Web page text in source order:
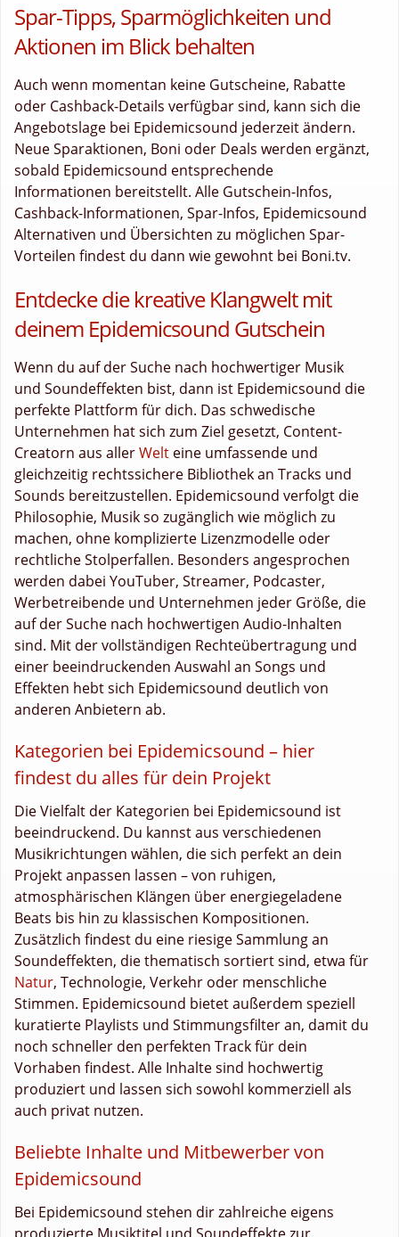
Spar-Tipps, Sparmöglichkeiten und
Aktionen im Blick behalten
Auch wenn momentan keine Gutscheine, Rabatte
oder Cashback-Details verfügbar sind, kann sich die
Angebotslage bei Epidemicsound jederzeit ändern.
Neue Sparaktionen, Boni oder Deals werden ergänzt,
sobald Epidemicsound entsprechende
Informationen bereitstellt. Alle Gutschein-Infos,
Cashback-Informationen, Spar-Infos, Epidemicsound
Alternativen und Übersichten zu möglichen Spar-
Vorteilen findest du dann wie gewohnt bei Boni.tv.
Entdecke die kreative Klangwelt mit
deinem Epidemicsound Gutschein
Wenn du auf der Suche nach hochwertiger Musik
und Soundeffekten bist, dann ist Epidemicsound die
perfekte Plattform für dich. Das schwedische
Unternehmen hat sich zum Ziel gesetzt, Content-
Creatorn aus allerWelt eine umfassende und
gleichzeitig rechtssichere Bibliothek an Tracks und
Sounds bereitzustellen. Epidemicsound verfolgt die
Philosophie, Musik so zugänglich wie möglich zu
machen, ohne komplizierte Lizenzmodelle oder
rechtliche Stolperfallen. Besonders angesprochen
werden dabei YouTuber, Streamer, Podcaster,
Werbetreibende und Unternehmen jeder Größe, die
auf der Suche nach hochwertigen Audio-Inhalten
sind. Mit der vollständigen Rechteübertragung und
einer beeindruckenden Auswahl an Songs und
Effekten hebt sich Epidemicsound deutlich von
anderen Anbietern ab.
Kategorien bei Epidemicsound – hier
findest du alles für dein Projekt
Die Vielfalt der Kategorien bei Epidemicsound ist
beeindruckend. Du kannst aus verschiedenen
Musikrichtungen wählen, die sich perfekt an dein
Projekt anpassen lassen – von ruhigen,
atmosphärischen Klängen über energiegeladene
Beats bis hin zu klassischen Kompositionen.
Zusätzlich findest du eine riesige Sammlung an
Soundeffekten, die thematisch sortiert sind, etwa für
Natur, Technologie, Verkehr oder menschliche
Stimmen. Epidemicsound bietet außerdem speziell
kuratierte Playlists und Stimmungsfilter an, damit du
noch schneller den perfekten Track für dein
Vorhaben findest. Alle Inhalte sind hochwertig
produziert und lassen sich sowohl kommerziell als
auch privat nutzen.
Beliebte Inhalte und Mitbewerber von
Epidemicsound
Bei Epidemicsound stehen dir zahlreiche eigens